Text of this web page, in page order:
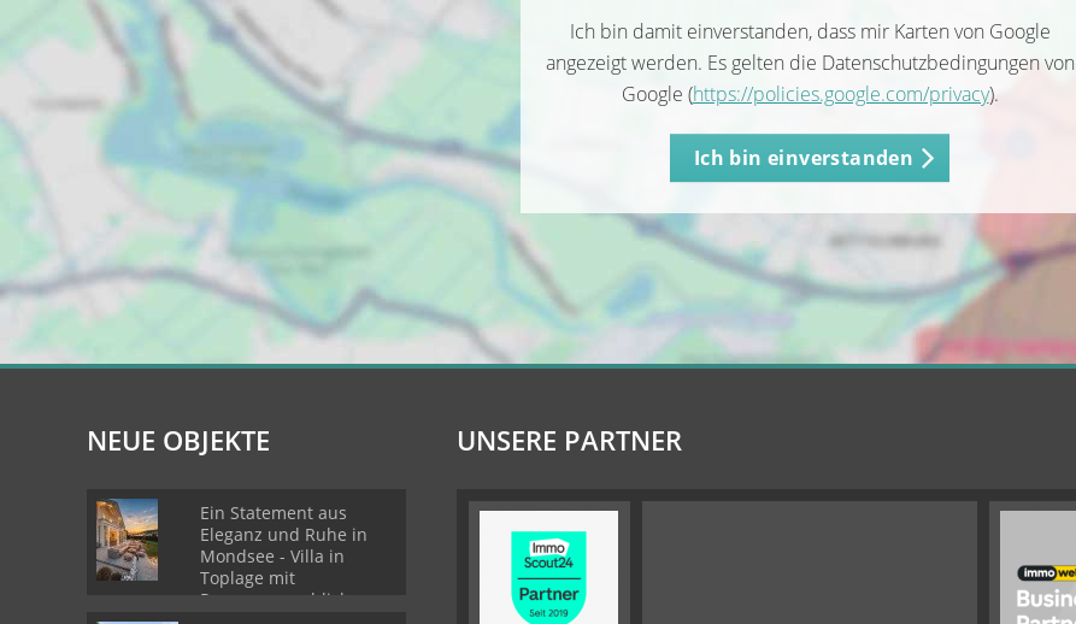
Ich bin damit einverstanden, dass mir Karten von Google
angezeigt werden. Es gelten die Datenschutzbedingungen von
Google (https://policies.google.com/privacy).
Ich bin einverstanden
NEUE OBJEKTE
Ein Statement aus
Eleganz und Ruhe in
Mondsee - Villa in
Toplage mit
Panoramaausblick
UNSERE PARTNER